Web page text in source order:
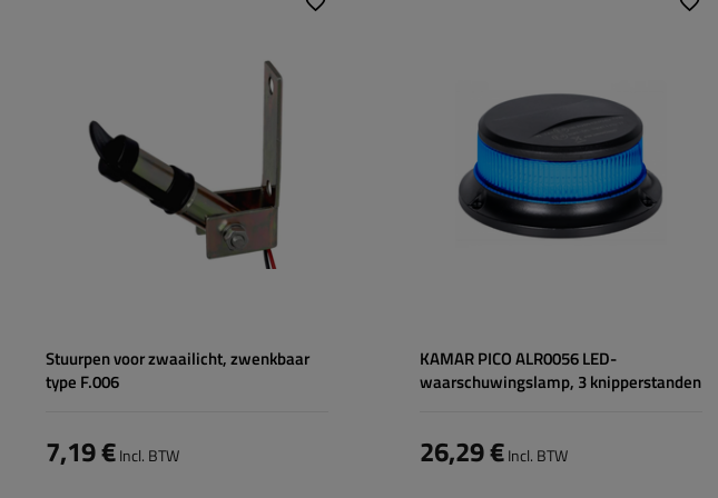
Stuurpen voor zwaailicht, zwenkbaar
type F.006
7,19 €Incl. BTW
KAMAR PICO ALR0056 LED-
waarschuwingslamp, 3 knipperstanden
26,29 €Incl. BTW
draad
27 W